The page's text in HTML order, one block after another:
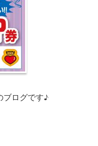
ブログです♪